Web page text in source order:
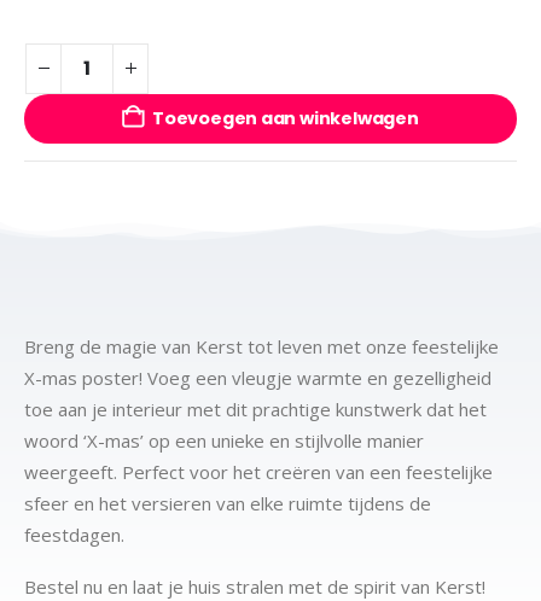
Toevoegen aan winkelwagen
Breng de magie van Kerst tot leven met onze feestelijke
X-mas poster! Voeg een vleugje warmte en gezelligheid
toe aan je interieur met dit prachtige kunstwerk dat het
woord ‘X-mas’ op een unieke en stijlvolle manier
weergeeft. Perfect voor het creëren van een feestelijke
sfeer en het versieren van elke ruimte tijdens de
feestdagen.
Bestel nu en laat je huis stralen met de spirit van Kerst!